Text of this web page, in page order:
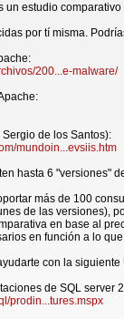
un estudio
por tí misma.
200...e-malware/
de los Santos):
mundoin...evsiis.htm
hasta 6 "versiones"
más de 100
de las versiones),
en base al
en función a lo
con la siguiente
de SQL server
prodin...tures.mspx